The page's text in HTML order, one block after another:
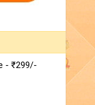
- ₹299/-